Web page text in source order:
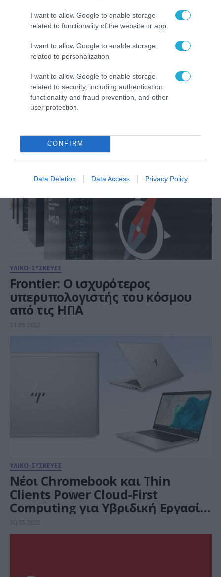
I want to allow Google to enable storage
related to functionality of the website or app.
I want to allow Google to enable storage
related to personalization.
I want to allow Google to enable storage
related to security, including authentication
functionality and fraud prevention, and other
user protection.
CONFIRM
Data Deletion Data Access Privacy Policy
Οι προηγμένες λύσεις της
Cardlink στην eCommerce &
Digital Marketing Expo
ΥΛΙΚΟ-ΣΥΣΚΕΥΕΣ
Frontier: Ο ισχυρότερος
υπερυπολογιστής του κόσμου
από τις ΗΠΑ
31.05.2022
ΥΛΙΚΟ-ΣΥΣΚΕΥΕΣ
Νέοι Chromebook και Thin
Clients Power Cloud-First
Computing για Υβριδική Εργασία
από την HP
30.05.2022